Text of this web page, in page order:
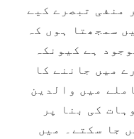
منفی تبصرے کیے
سمجھتا ہوں کہ
ہے کیونکہ
میں جاننے کا
میں والدین
کی بنا پر
جا سکتے۔ میں